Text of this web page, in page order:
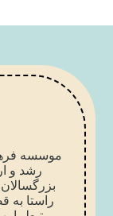
موسسه
رشد و
راستا به